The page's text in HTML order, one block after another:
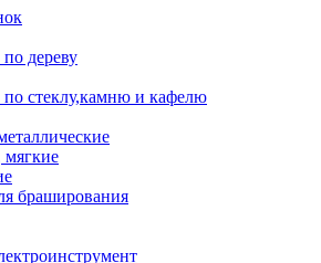
дереву
стеклу,камню и кафелю
браширования